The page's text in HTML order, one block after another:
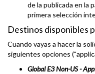
de la publicada en la
primera selección
Destinos disponibles
Cuando vayas a hacer la
siguientes opciones
Global E3 Non-US -